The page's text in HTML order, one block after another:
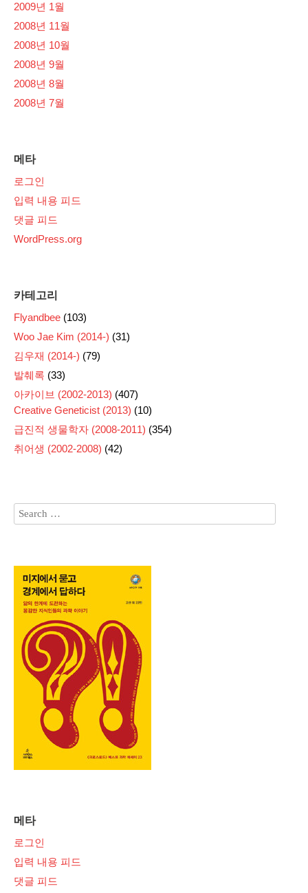
2009년 1월
2008년 11월
2008년 10월
2008년 9월
2008년 8월
2008년 7월
메타
로그인
입력 내용 피드
댓글 피드
WordPress.org
카테고리
Flyandbee (103)
Woo Jae Kim (2014-) (31)
김우재 (2014-) (79)
발췌록 (33)
아카이브 (2002-2013) (407)
Creative Geneticist (2013) (10)
급진적 생물학자 (2008-2011) (354)
취어생 (2002-2008) (42)
메타
로그인
입력 내용 피드
댓글 피드